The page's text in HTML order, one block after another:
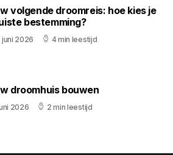
volgende droomreis: hoe kies je
bestemming?
juni 2026 4 min leestijd
droomhuis bouwen
2026 2 min leestijd